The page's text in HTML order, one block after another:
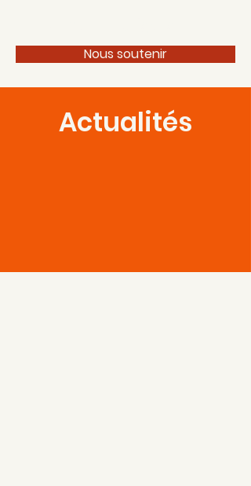
Nous soutenir
Actualités